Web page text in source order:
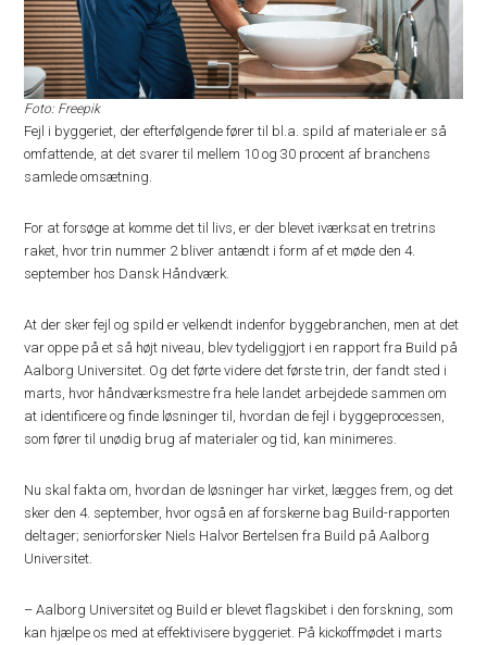
Foto: Freepik
Fejl i byggeriet, der efterfølgende fører til bl.a. spild af materiale er så
omfattende, at det svarer til mellem 10 og 30 procent af branchens
samlede omsætning.
For at forsøge at komme det til livs, er der blevet iværksat en tretrins
raket, hvor trin nummer 2 bliver antændt i form af et møde den 4.
september hos Dansk Håndværk.
At der sker fejl og spild er velkendt indenfor byggebranchen, men at det
var oppe på et så højt niveau, blev tydeliggjort i en rapport fra Build på
Aalborg Universitet. Og det førte videre det første trin, der fandt sted i
marts, hvor håndværksmestre fra hele landet arbejdede sammen om
at identificere og finde løsninger til, hvordan de fejl i byggeprocessen,
som fører til unødig brug af materialer og tid, kan minimeres.
Nu skal fakta om, hvordan de løsninger har virket, lægges frem, og det
sker den 4. september, hvor også en af forskerne bag Build-rapporten
deltager; seniorforsker Niels Halvor Bertelsen fra Build på Aalborg
Universitet.
– Aalborg Universitet og Build er blevet flagskibet i den forskning, som
kan hjælpe os med at effektivisere byggeriet. På kickoffmødet i marts